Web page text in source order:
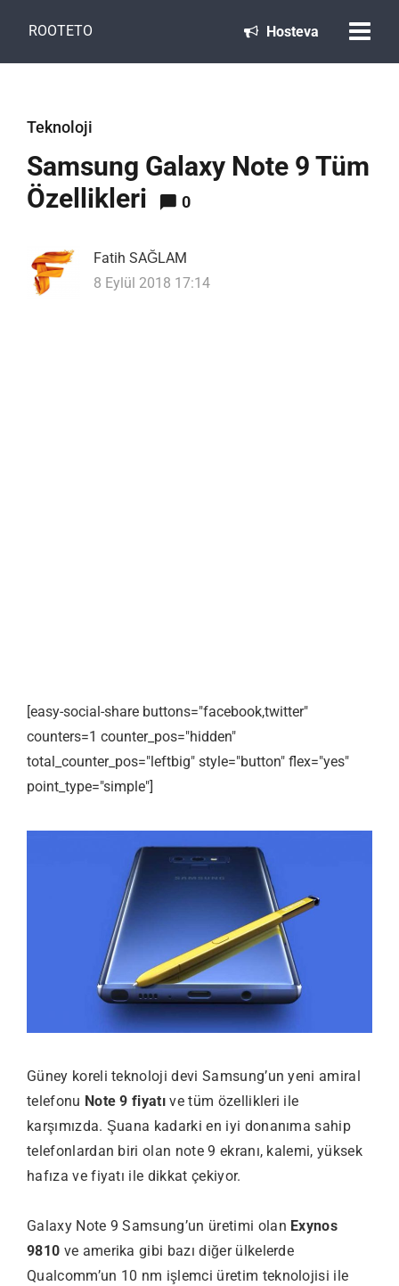
ROOTETO Hosteva
Teknoloji
Samsung Galaxy Note 9 Tüm
Özellikleri
0
Fatih SAĞLAM
8 Eylül 2018 17:14
[easy-social-share buttons="facebook,twitter"
counters=1 counter_pos="hidden"
total_counter_pos="leftbig" style="button" flex="yes"
point_type="simple"]
Güney koreli teknoloji devi Samsung’un yeni amiral
telefonu Note 9 fiyatı ve tüm özellikleri ile
karşımızda. Şuana kadarki en iyi donanıma sahip
telefonlardan biri olan note 9 ekranı, kalemi, yüksek
hafıza ve fiyatı ile dikkat çekiyor.
Galaxy Note 9 Samsung’un üretimi olan Exynos
9810 ve amerika gibi bazı diğer ülkelerde
Qualcomm’un 10 nm işlemci üretim teknolojisi ile